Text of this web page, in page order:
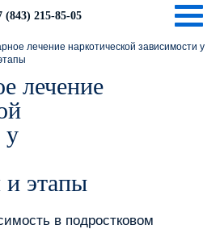
(843) 215-85-05
лечение наркотической зависимости у
лечение
у
и этапы
в подростковом